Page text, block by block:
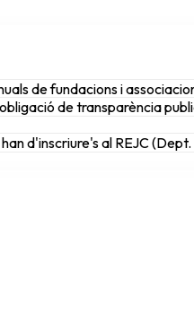
de fundacions i
de transparència
d'inscriure's al REJC